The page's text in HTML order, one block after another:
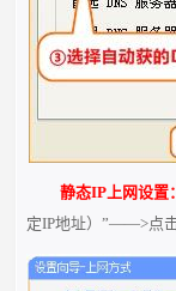
静态IP上网设置：
定IP地址）”——>点击